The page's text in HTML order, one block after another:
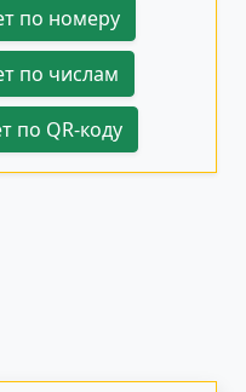
по номеру
по числам
по QR-коду